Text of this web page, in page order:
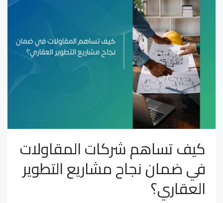
كيف تساهم شركات المقاولات
في ضمان نجاح مشاريع التطوير
العقاري؟